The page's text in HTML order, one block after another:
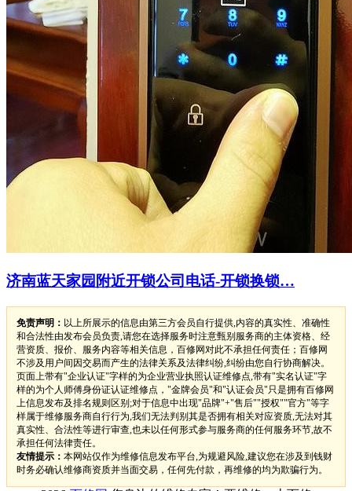
济南蓝天家园附近开锁公司电话-开锁换锁…
免责声明： 以上所展示的信息由第三方会员自行提供,内容的真实性、准确性
和合法性由发布会员负责,请您在选择服务时注意甄别服务商的主体资格、经
营资质、报价、服务内容等相关信息，百修网对此不承担任何责任；百修网
不涉及用户间因交易而产生的法律关系及法律纠纷,纠纷由您自行协商解决。
页面上带有"企业认证"字样的为企业营业执照认证维修点,带有"实名认证"字
样的为个人师傅身份证认证维修点，"金牌会员"和"认证会员"只是拥有百修网
上信息发布及排名规则区别;对于信息中出现"品牌"+"售后""授权""官方"等字
样属于维修服务商自行行为,我们无法判别其是否拥有相关对应资质,无法对其
真实性、合法性等进行审查,也未以任何形式参与服务商的任何服务环节,故不
承担任何法律责任。
友情提示： 本网站仅作为维修信息发布平台,为规避风险,建议您在涉及到钱财
时务必确认维修商资质并当面交易，任何先付款，再维修的均为欺骗行为。